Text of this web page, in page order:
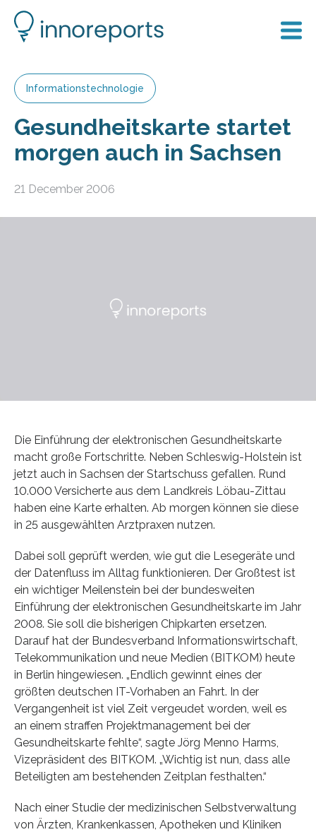
Informationstechnologie
Gesundheitskarte startet
morgen auch in Sachsen
21 December 2006
Die Einführung der elektronischen Gesundheitskarte
macht große Fortschritte. Neben Schleswig-Holstein ist
jetzt auch in Sachsen der Startschuss gefallen. Rund
10.000 Versicherte aus dem Landkreis Löbau-Zittau
haben eine Karte erhalten. Ab morgen können sie diese
in 25 ausgewählten Arztpraxen nutzen.
Dabei soll geprüft werden, wie gut die Lesegeräte und
der Datenfluss im Alltag funktionieren. Der Großtest ist
ein wichtiger Meilenstein bei der bundesweiten
Einführung der elektronischen Gesundheitskarte im Jahr
2008. Sie soll die bisherigen Chipkarten ersetzen.
Darauf hat der Bundesverband Informationswirtschaft,
Telekommunikation und neue Medien (BITKOM) heute
in Berlin hingewiesen. „Endlich gewinnt eines der
größten deutschen IT-Vorhaben an Fahrt. In der
Vergangenheit ist viel Zeit vergeudet worden, weil es
an einem straffen Projektmanagement bei der
Gesundheitskarte fehlte“, sagte Jörg Menno Harms,
Vizepräsident des BITKOM. „Wichtig ist nun, dass alle
Beteiligten am bestehenden Zeitplan festhalten.“
Nach einer Studie der medizinischen Selbstverwaltung
von Ärzten, Krankenkassen, Apotheken und Kliniken